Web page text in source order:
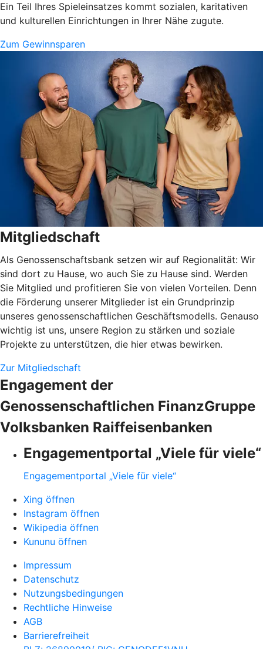
Ein Teil Ihres Spieleinsatzes kommt sozialen, karitativen
und kulturellen Einrichtungen in Ihrer Nähe zugute.
Zum Gewinnsparen
Mitgliedschaft
Als Genossenschaftsbank setzen wir auf Regionalität: Wir
sind dort zu Hause, wo auch Sie zu Hause sind. Werden
Sie Mitglied und profitieren Sie von vielen Vorteilen. Denn
die Förderung unserer Mitglieder ist ein Grundprinzip
unseres genossenschaftlichen Geschäftsmodells. Genauso
wichtig ist uns, unsere Region zu stärken und soziale
Projekte zu unterstützen, die hier etwas bewirken.
Zur Mitgliedschaft
Engagement der
Genossenschaftlichen FinanzGruppe
Volksbanken Raiffeisenbanken
Engagementportal „Viele für viele“
Engagementportal „Viele für viele“
Xing öffnen
Instagram öffnen
Wikipedia öffnen
Kununu öffnen
Impressum
Datenschutz
Nutzungsbedingungen
Rechtliche Hinweise
AGB
Barrierefreiheit